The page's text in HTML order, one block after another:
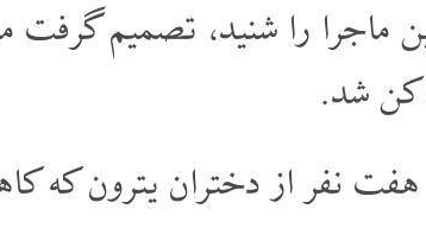
ماجرا را شنید، تصمیم گرفت
شد.
نفر از دختران یترون که